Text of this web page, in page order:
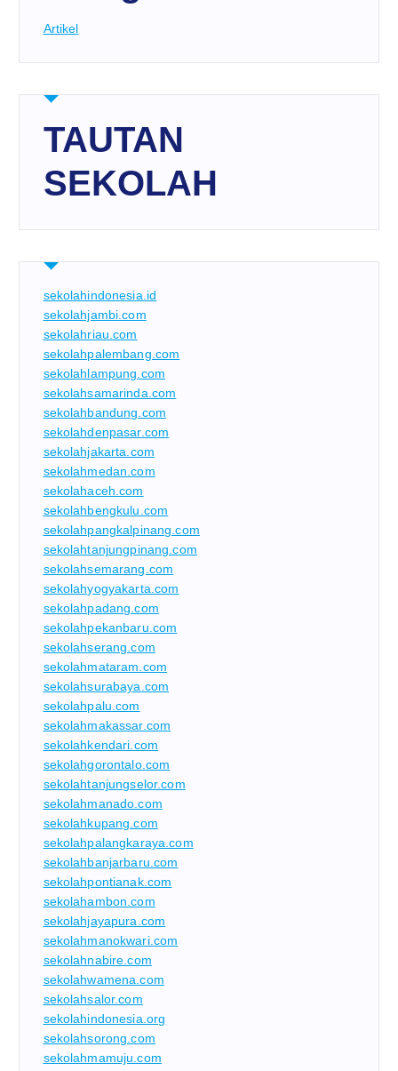
Artikel
TAUTAN
SEKOLAH
sekolahindonesia.id
sekolahjambi.com
sekolahriau.com
sekolahpalembang.com
sekolahlampung.com
sekolahsamarinda.com
sekolahbandung.com
sekolahdenpasar.com
sekolahjakarta.com
sekolahmedan.com
sekolahaceh.com
sekolahbengkulu.com
sekolahpangkalpinang.com
sekolahtanjungpinang.com
sekolahsemarang.com
sekolahyogyakarta.com
sekolahpadang.com
sekolahpekanbaru.com
sekolahserang.com
sekolahmataram.com
sekolahsurabaya.com
sekolahpalu.com
sekolahmakassar.com
sekolahkendari.com
sekolahgorontalo.com
sekolahtanjungselor.com
sekolahmanado.com
sekolahkupang.com
sekolahpalangkaraya.com
sekolahbanjarbaru.com
sekolahpontianak.com
sekolahambon.com
sekolahjayapura.com
sekolahmanokwari.com
sekolahnabire.com
sekolahwamena.com
sekolahsalor.com
sekolahindonesia.org
sekolahsorong.com
sekolahmamuju.com